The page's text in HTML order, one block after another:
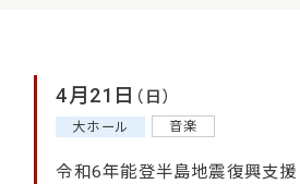
4月21日 （日）
大ホール 音楽
令和6年能登半島地震復興支援